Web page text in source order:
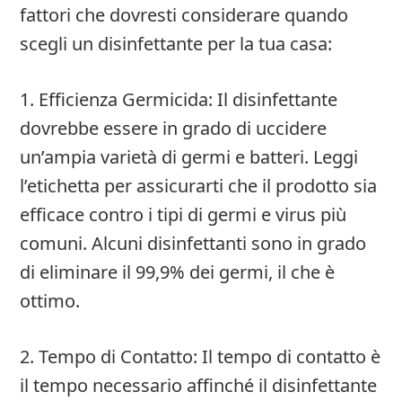
fattori che dovresti considerare quando
scegli un disinfettante per la tua casa:
1. Efficienza Germicida: Il disinfettante
dovrebbe essere in grado di uccidere
un’ampia varietà di germi e batteri. Leggi
l’etichetta per assicurarti che il prodotto sia
efficace contro i tipi di germi e virus più
comuni. Alcuni disinfettanti sono in grado
di eliminare il 99,9% dei germi, il che è
ottimo.
2. Tempo di Contatto: Il tempo di contatto è
il tempo necessario affinché il disinfettante